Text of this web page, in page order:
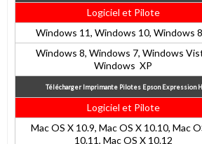
Logiciel et Pilote
Windows 11, Windows 10, Windows
Windows 8, Windows 7, Windows
Windows XP
Télécharger Imprimante Pilotes Epson Expression
Logiciel et Pilote
Mac OS X 10.9, Mac OS X 10.10, Mac
10.11, Mac OS X 10.12